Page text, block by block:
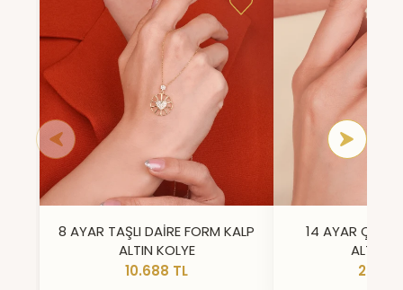
8 AYAR TAŞLI DAİRE FORM KALP
ALTIN KOLYE
10.688 TL
14 AYAR ÇİFT
ALTIN